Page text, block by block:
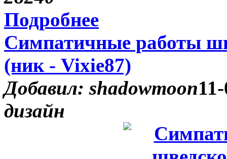
Подробнее
Симпатичные работы
(ник - Vixie87)
Добавил: shadowmoon
дизайн